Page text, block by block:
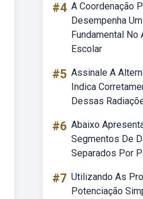
#4 A Coordenação
Desempenha
Fundamental No
Escolar
#5 Assinale A
Indica
Dessas
#6 Abaixo
Segmentos De
Separados Por
#7 Utilizando As
Potenciação